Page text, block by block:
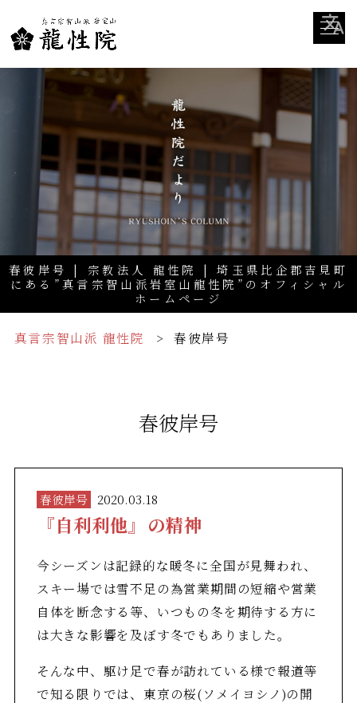
春彼岸号 | 宗教法人 龍性院 | 埼玉県比企郡吉見町
にある”真言宗智山派岩室山龍性院”のオフィシャル
ホームページ
真言宗智山派 龍性院 春彼岸号
春彼岸号
春彼岸号 2020.03.18
『自利利他』の精神
今シーズンは記録的な暖冬に全国が見舞われ、
スキー場では雪不足の為営業期間の短縮や営業
自体を断念する等、いつもの冬を期待する方に
は大きな影響を及ぼす冬でもありました。
そんな中、駆け足で春が訪れている様で報道等
で知る限りでは、東京の桜(ソメイヨシノ)の開